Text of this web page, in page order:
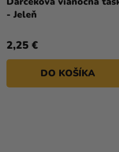
- Jeleň
2,25 €
DO KOŠÍKA